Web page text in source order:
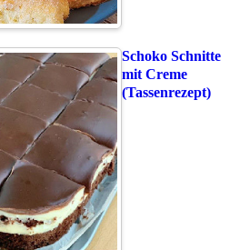
Schoko Schnitte
mit Creme
(Tassenrezept)